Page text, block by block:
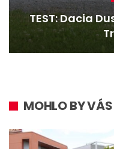
TEST: Dacia
MOHLO BY